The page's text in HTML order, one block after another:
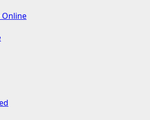
Online